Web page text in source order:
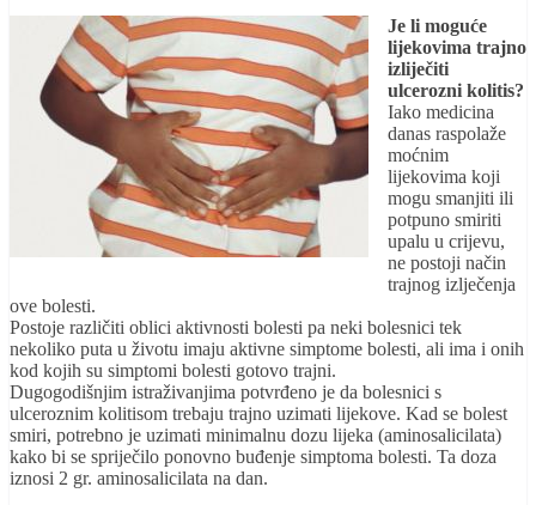
Je li moguće
lijekovima trajno
izliječiti
ulcerozni kolitis?
Iako medicina
danas raspolaže
moćnim
lijekovima koji
mogu smanjiti ili
potpuno smiriti
upalu u crijevu,
ne postoji način
trajnog izlječenja
ove bolesti.
Postoje različiti oblici aktivnosti bolesti pa neki bolesnici tek
nekoliko puta u životu imaju aktivne simptome bolesti, ali ima i onih
kod kojih su simptomi bolesti gotovo trajni.
Dugogodišnjim istraživanjima potvrđeno je da bolesnici s
ulceroznim kolitisom trebaju trajno uzimati lijekove. Kad se bolest
smiri, potrebno je uzimati minimalnu dozu lijeka (aminosalicilata)
kako bi se spriječilo ponovno buđenje simptoma bolesti. Ta doza
iznosi 2 gr. aminosalicilata na dan.